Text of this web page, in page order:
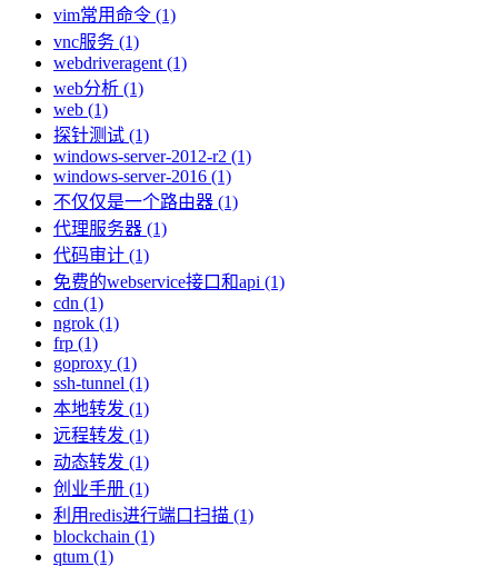
vim常用命令 (1)
vnc服务 (1)
webdriveragent (1)
web分析 (1)
web (1)
探针测试 (1)
windows-server-2012-r2 (1)
windows-server-2016 (1)
不仅仅是一个路由器 (1)
代理服务器 (1)
代码审计 (1)
免费的webservice接口和api (1)
cdn (1)
ngrok (1)
frp (1)
goproxy (1)
ssh-tunnel (1)
本地转发 (1)
远程转发 (1)
动态转发 (1)
创业手册 (1)
利用redis进行端口扫描 (1)
blockchain (1)
qtum (1)